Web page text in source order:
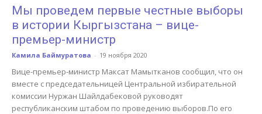
Мы проведем первые честные выборы
в истории Кыргызстана – вице-
премьер-министр
Камила Баймуратова - 19 ноября 2020
Вице-премьер-министр Максат Мамытканов сообщил, что он
вместе с председательницей Центральной избирательной
комиссии Нуржан Шайлдабековой руководят
республиканским штабом по проведению выборов.По его